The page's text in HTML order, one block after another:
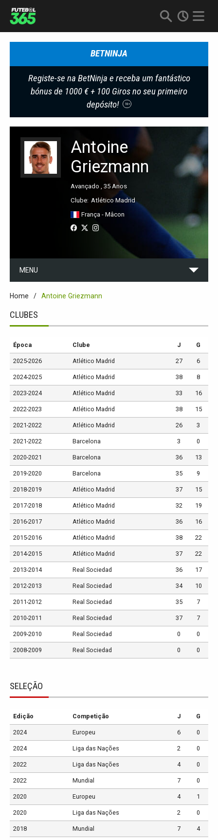
BETNINJA
Registe-se na BetNinja e receba um fantástico
bónus de 1000 € + 100 Giros no seu primeiro
depósito!
18+
Antoine
Griezmann
Avançado , 35 Anos
Clube: Atlético Madrid
França - Mâcon
MENU
Home Antoine Griezmann
CLUBES
Época Clube J G
2025-2026 Atlético Madrid 27 6
2024-2025 Atlético Madrid 38 8
2023-2024 Atlético Madrid 33 16
2022-2023 Atlético Madrid 38 15
2021-2022 Atlético Madrid 26 3
2021-2022 Barcelona 3 0
2020-2021 Barcelona 36 13
2019-2020 Barcelona 35 9
2018-2019 Atlético Madrid 37 15
2017-2018 Atlético Madrid 32 19
2016-2017 Atlético Madrid 36 16
2015-2016 Atlético Madrid 38 22
2014-2015 Atlético Madrid 37 22
2013-2014 Real Sociedad 36 17
2012-2013 Real Sociedad 34 10
2011-2012 Real Sociedad 35 7
2010-2011 Real Sociedad 37 7
2009-2010 Real Sociedad 0 0
2008-2009 Real Sociedad 0 0
SELEÇÃO
Edição Competição J G
2024 Europeu 6 0
2024 Liga das Nações 2 0
2022 Liga das Nações 4 0
2022 Mundial 7 0
2020 Europeu 4 1
2020 Liga das Nações 2 0
2018 Mundial 7 4